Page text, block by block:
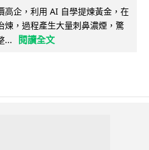
高企，利用 AI 自學提煉黃金，在
煉，過程產生大量刺鼻濃煙，驚
...
閱讀全文